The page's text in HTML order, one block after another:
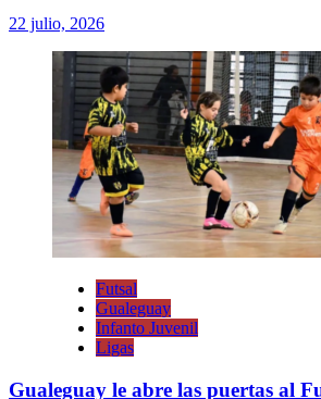
22 julio, 2026
Futsal
Gualeguay
Infanto Juvenil
Ligas
Gualeguay le abre las puertas al